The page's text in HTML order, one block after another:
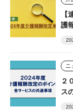
護
ニ
２
ス